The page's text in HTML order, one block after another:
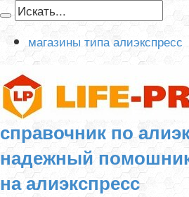
магазины типа алиэкспресс
справочник по
надежный
на алиэкспресс